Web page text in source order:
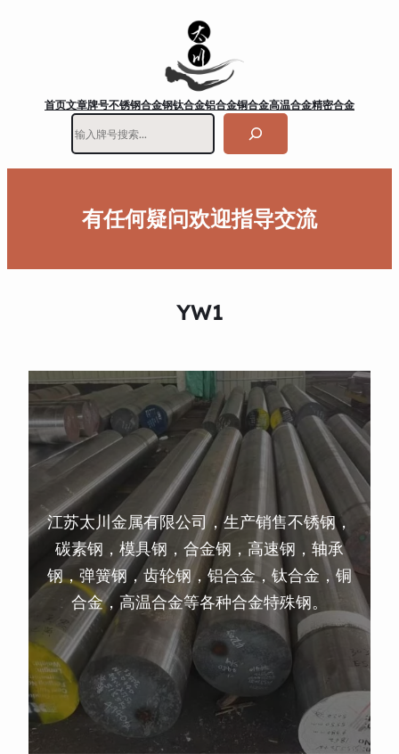
首页文章牌号不锈钢合金钢钛合金铝合金铜合金高温合金精密合金
有任何疑问欢迎指导交流
YW1
江苏太川金属有限公司，生产销售不锈钢，
碳素钢，模具钢，合金钢，高速钢，轴承
钢，弹簧钢，齿轮钢，铝合金，钛合金，铜
合金，高温合金等各种合金特殊钢。